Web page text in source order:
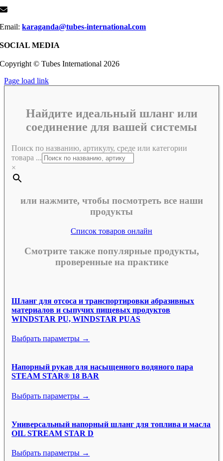
Email:karaganda@tubes-international.com
SOCIAL MEDIA
Copyright © Tubes International 2026
Page load link
Найдите идеальный шланг или
соединение для вашей системы
Поиск по названию, артикулу, среде или категории
товара ...
×
или нажмите, чтобы посмотреть все наши
продукты
Список товаров онлайн
Смотрите также популярные продукты,
проверенные на практике
Шланг для отсоса и транспортировки абразивных
материалов и сыпучих пищевых продуктов
WINDSTAR PU, WINDSTAR PUAS
Выбрать параметры →
Напорный рукав для насыщенного водяного пара
STEAM STAR® 18 BAR
Выбрать параметры →
Универсальный напорный шланг для топлива и масла
OIL STREAM STAR D
Выбрать параметры →